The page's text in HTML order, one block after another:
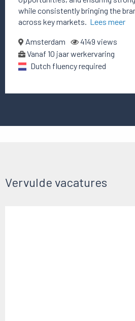
while consistently bringing the
across key markets. Lees meer
Amsterdam
4149 views
Vanaf 10 jaar werkervaring
Dutch fluency required
Vervulde vacatures